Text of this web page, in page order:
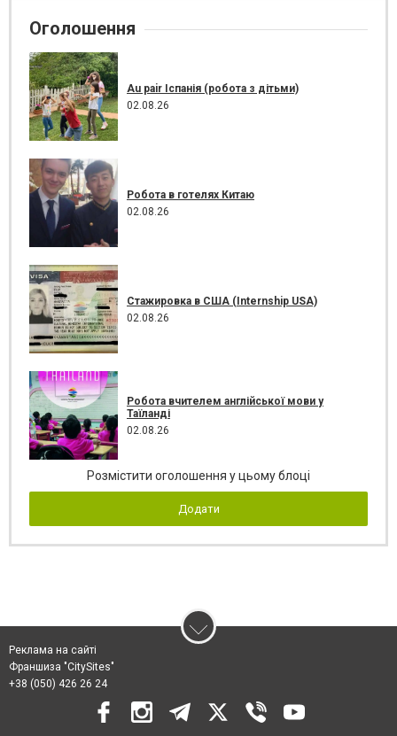
Оголошення
Au pair Іспанія (робота з дітьми)
02.08.26
Робота в готелях Китаю
02.08.26
Стажировка в США (Internship USA)
02.08.26
Робота вчителем англійської мови у
Таїланді
02.08.26
Розмістити оголошення у цьому блоці
Додати
Реклама на сайті
Франшиза "CitySites"
+38 (050) 426 26 24